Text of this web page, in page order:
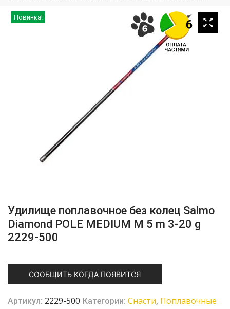
Новинка!
Удилище поплавочное без колец Salmo
Diamond POLE MEDIUM M 5 m 3-20 g
2229-500
СООБЩИТЬ КОГДА ПОЯВИТСЯ
Артикул: 2229-500 Категории: Cнасти, Поплавочные